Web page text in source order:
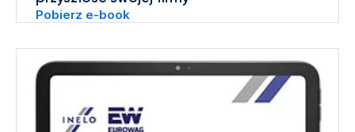
Pobierz e-book